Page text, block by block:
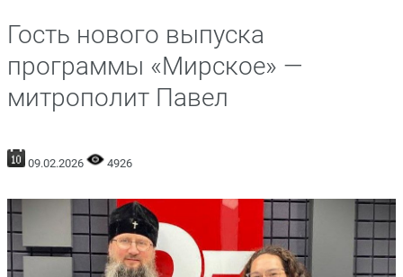
Гость нового выпуска
программы «Мирское» —
митрополит Павел
09.02.2026 4926